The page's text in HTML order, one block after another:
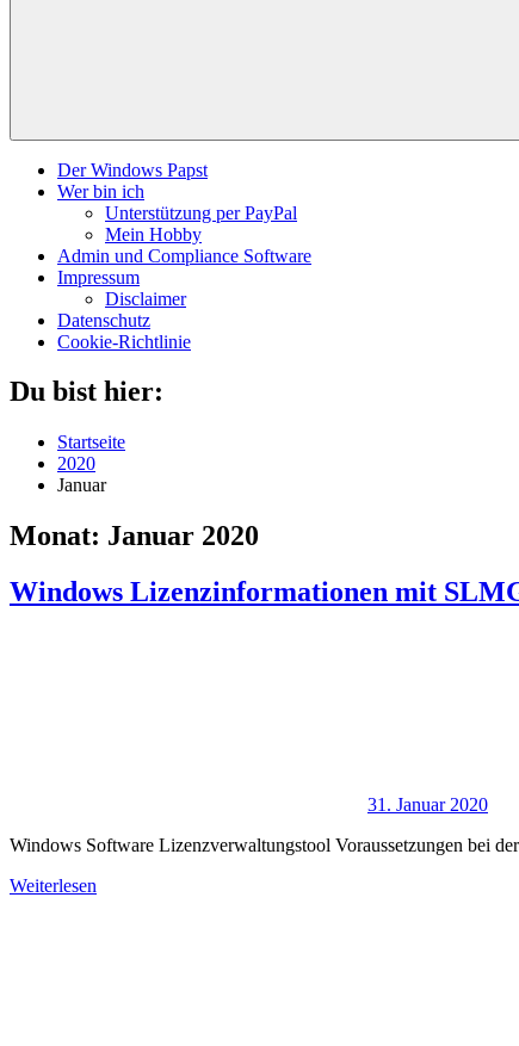
Der Windows Papst
Wer bin ich
Unterstützung per PayPal
Mein Hobby
Admin und Compliance Software
Impressum
Disclaimer
Datenschutz
Cookie-Richtlinie
Du bist hier:
Startseite
2020
Januar
Monat: Januar 2020
Windows Lizenzinformationen mit
31. Januar 2020
Windows Software Lizenzverwaltungstool Voraussetzungen bei
Weiterlesen